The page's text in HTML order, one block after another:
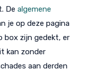
De algemene
je op deze pagina
box zijn gedekt, er
kan zonder
aan derden